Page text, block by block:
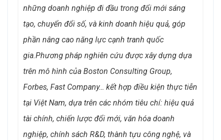
những doanh nghiệp đi đầu trong đổi mới sáng
tạo, chuyển đổi số, và kinh doanh hiệu quả, góp
phần nâng cao năng lực cạnh tranh quốc
gia.Phương pháp nghiên cứu được xây dựng dựa
trên mô hình của Boston Consulting Group,
Forbes, Fast Company… kết hợp điều kiện thực tiễn
tại Việt Nam, dựa trên các nhóm tiêu chí: hiệu quả
tài chính, chiến lược đổi mới, văn hóa doanh
nghiệp, chính sách R&D, thành tựu công nghệ, và